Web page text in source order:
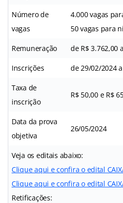
Número de
vagas
4.000 vagas
50 vagas para
Remuneração de R$ 3.762,00
Inscrições de 29/02/2024
Taxa de
inscrição
R$ 50,00 e R$
Data da prova
objetiva
26/05/2024
Veja os editais abaixo:
Clique aqui e confira o edital
Clique aqui e confira o edital
Retificações: